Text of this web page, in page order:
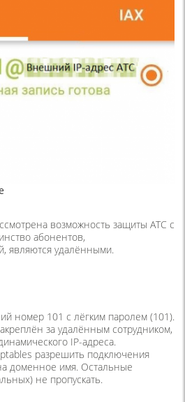
возможность защиты АТС с
абонентов,
являются удалёнными.
номер 101 с лёгким паролем (101).
за удалённым сотрудником,
IP-адреса.
разрешить подключения
доменное имя. Остальные
не пропускать.